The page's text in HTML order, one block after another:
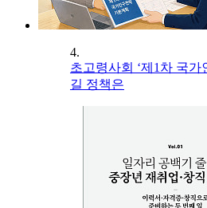
4.
초고령사회 ‘제1차 국
길 정책은